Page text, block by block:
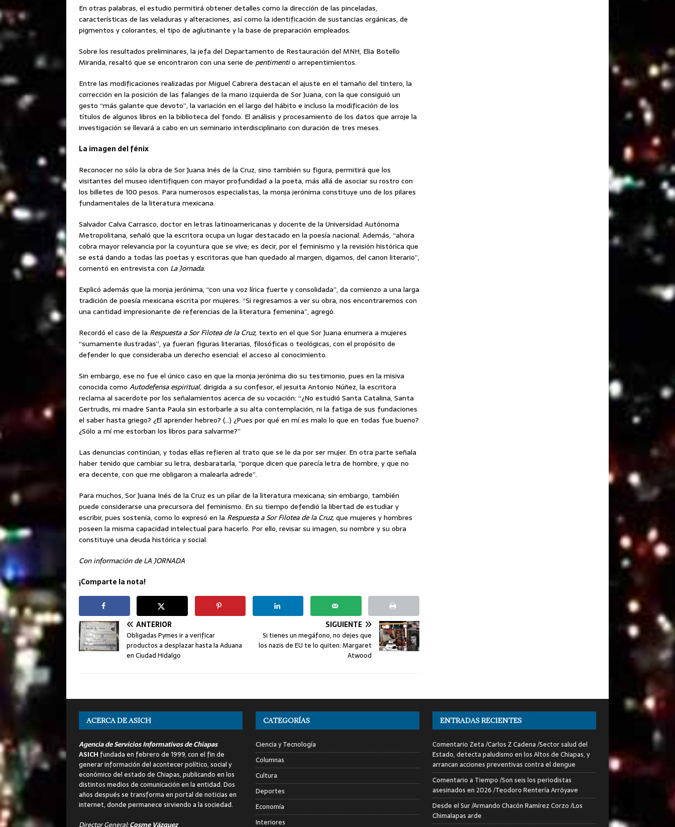
En otras palabras, el estudio permitirá obtener detalles como la dirección de las pinceladas,
características de las veladuras y alteraciones, así como la identificación de sustancias orgánicas, de
pigmentos y colorantes, el tipo de aglutinante y la base de preparación empleados.
Sobre los resultados preliminares, la jefa del Departamento de Restauración del MNH, Elia Botello
Miranda, resaltó que se encontraron con una serie de pentimentio arrepentimientos.
Entre las modificaciones realizadas por Miguel Cabrera destacan el ajuste en el tamaño del tintero, la
corrección en la posición de las falanges de la mano izquierda de Sor Juana, con la que consiguió un
gesto “más galante que devoto”, la variación en el largo del hábito e incluso la modificación de los
títulos de algunos libros en la biblioteca del fondo. El análisis y procesamiento de los datos que arroje la
investigación se llevará a cabo en un seminario interdisciplinario con duración de tres meses.
La imagen del fénix
Reconocer no sólo la obra de Sor Juana Inés de la Cruz, sino también su figura, permitirá que los
visitantes del museo identifiquen con mayor profundidad a la poeta, más allá de asociar su rostro con
los billetes de 100 pesos. Para numerosos especialistas, la monja jerónima constituye uno de los pilares
fundamentales de la literatura mexicana.
Salvador Calva Carrasco, doctor en letras latinoamericanas y docente de la Universidad Autónoma
Metropolitana, señaló que la escritora ocupa un lugar destacado en la poesía nacional. Además, “ahora
cobra mayor relevancia por la coyuntura que se vive; es decir, por el feminismo y la revisión histórica que
se está dando a todas las poetas y escritoras que han quedado al margen, digamos, del canon literario”,
comentó en entrevista con La Jornada.
Explicó además que la monja jerónima, “con una voz lírica fuerte y consolidada”, da comienzo a una larga
tradición de poesía mexicana escrita por mujeres. “Si regresamos a ver su obra, nos encontraremos con
una cantidad impresionante de referencias de la literatura femenina”, agregó.
Recordó el caso de la Respuesta a Sor Filotea de la Cruz, texto en el que Sor Juana enumera a mujeres
“sumamente ilustradas”, ya fueran figuras literarias, filosóficas o teológicas, con el propósito de
defender lo que consideraba un derecho esencial: el acceso al conocimiento.
Sin embargo, ese no fue el único caso en que la monja jerónima dio su testimonio, pues en la misiva
conocida como Autodefensa espiritual,dirigida a su confesor, el jesuita Antonio Núñez, la escritora
reclama al sacerdote por los señalamientos acerca de su vocación: “¿No estudió Santa Catalina, Santa
Gertrudis, mi madre Santa Paula sin estorbarle a su alta contemplación, ni la fatiga de sus fundaciones
el saber hasta griego? ¿El aprender hebreo? (…) ¿Pues por qué en mí es malo lo que en todas fue bueno?
¿Sólo a mí me estorban los libros para salvarme?”
Las denuncias continúan, y todas ellas refieren al trato que se le da por ser mujer. En otra parte señala
haber tenido que cambiar su letra, desbaratarla, “porque dicen que parecía letra de hombre, y que no
era decente, con que me obligaron a malearla adrede”.
Para muchos, Sor Juana Inés de la Cruz es un pilar de la literatura mexicana; sin embargo, también
puede considerarse una precursora del feminismo. En su tiempo defendió la libertad de estudiar y
escribir, pues sostenía, como lo expresó en la Respuesta a Sor Filotea de la Cruz,que mujeres y hombres
poseen la misma capacidad intelectual para hacerlo. Por ello, revisar su imagen, su nombre y su obra
constituye una deuda histórica y social.
Con información de LA JORNADA
¡Comparte la nota!
ANTERIOR
Obligadas Pymes ir a verificar
productos a desplazar hasta la Aduana
en Ciudad Hidalgo
SIGUIENTE
Si tienes un megáfono, no dejes que
los nazis de EU te lo quiten: Margaret
Atwood
ACERCA DE ASICH
Agencia de Servicios Informativos de Chiapas
ASICH fundada en febrero de 1999, con el fin de
generar información del acontecer político, social y
económico del estado de Chiapas, publicando en los
distintos medios de comunicación en la entidad. Dos
años después se transforma en portal de noticias en
internet, donde permanece sirviendo a la sociedad.
Director General:Cosme Vázquez
CATEGORÍAS
Ciencia y Tecnología
Columnas
Cultura
Deportes
Economía
Interiores
ENTRADAS RECIENTES
Comentario Zeta /Carlos Z Cadena /Sector salud del
Estado, detecta paludismo en los Altos de Chiapas, y
arrancan acciones preventivas contra el dengue
Comentario a Tiempo /Son seis los periodistas
asesinados en 2026 /Teodoro Rentería Arróyave
Desde el Sur /Armando Chacón Ramírez Corzo /Los
Chimalapas arde